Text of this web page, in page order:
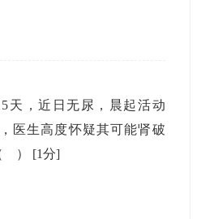
天，近日无尿，晨起活动
医生高度怀疑其可能肾破
） [1分]